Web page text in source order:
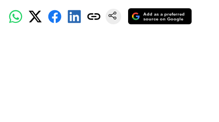
Add as a preferred
source on Google